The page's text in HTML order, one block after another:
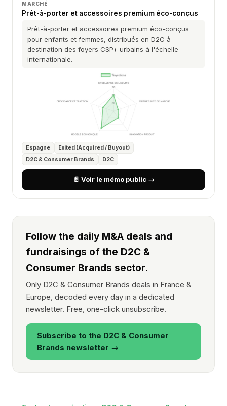
MARCHÉ
Prêt-à-porter et accessoires premium éco-conçus
Prêt-à-porter et accessoires premium éco-conçus
pour enfants et femmes, distribués en D2C à
destination des foyers CSP+ urbains à l'échelle
internationale.
Espagne
Exited (Acquired / Buyout)
D2C & Consumer Brands
D2C
📄 Voir le mémo public →
Follow the daily M&A deals and
fundraisings of the D2C &
Consumer Brands sector.
Only D2C & Consumer Brands deals in France &
Europe, decoded every day in a dedicated
newsletter. Free, one-click unsubscribe.
Subscribe to the D2C & Consumer
Brands newsletter →